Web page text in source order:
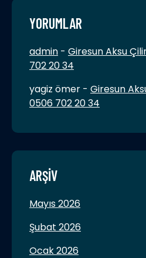
YORUMLAR
admin - Giresun Aksu
702 20 34
yagiz ömer - Giresun
0506 702 20 34
ARŞIV
Mayıs 2026
Şubat 2026
Ocak 2026